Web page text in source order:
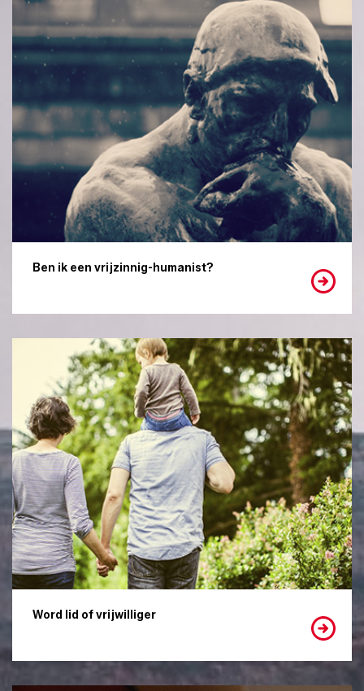
Ben ik een vrijzinnig-humanist?
Word lid of vrijwilliger